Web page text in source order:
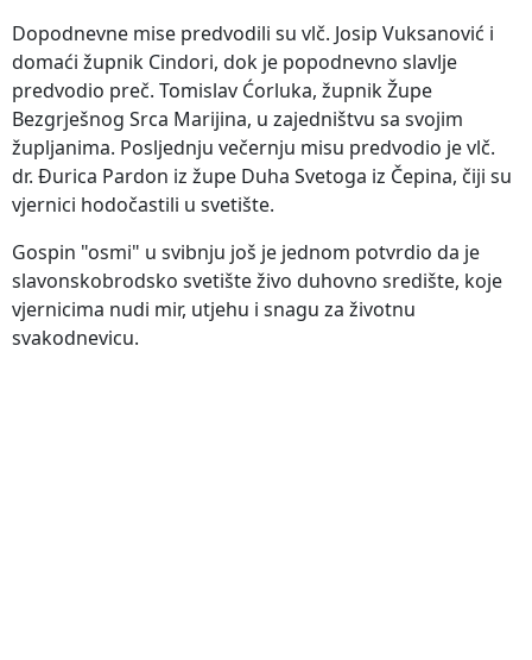
Dopodnevne mise predvodili su vlč. Josip Vuksanović i
domaći župnik Cindori, dok je popodnevno slavlje
predvodio preč. Tomislav Ćorluka, župnik Župe
Bezgrješnog Srca Marijina, u zajedništvu sa svojim
župljanima. Posljednju večernju misu predvodio je vlč.
dr. Đurica Pardon iz župe Duha Svetoga iz Čepina, čiji su
vjernici hodočastili u svetište.
Gospin "osmi" u svibnju još je jednom potvrdio da je
slavonskobrodsko svetište živo duhovno središte, koje
vjernicima nudi mir, utjehu i snagu za životnu
svakodnevicu.